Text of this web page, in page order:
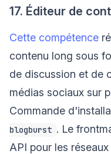
17. Éditeur de
Cette compétence
contenu long sous
de discussion et de
médias sociaux sur
Commande
blogburst . Le
API pour les